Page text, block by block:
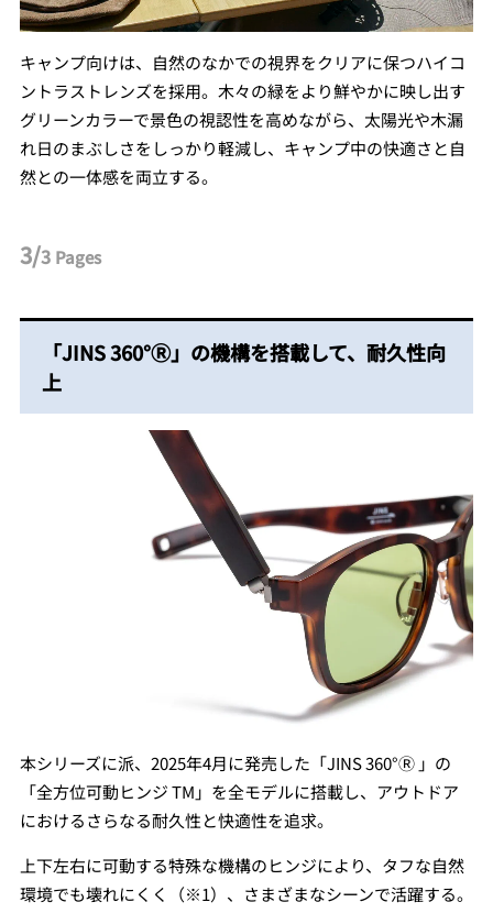
キャンプ向けは、⾃然のなかでの視界をクリアに保つハイコ
ントラストレンズを採⽤。⽊々の緑をより鮮やかに映し出す
グリーンカラーで景⾊の視認性を⾼めながら、太陽光や⽊漏
れ⽇のまぶしさをしっかり軽減し、キャンプ中の快適さと⾃
然との⼀体感を両⽴する。
3/3 Pages
「JINS 360°Ⓡ」の機構を搭載して、耐久性向
上
本シリーズに派、2025年4⽉に発売した「JINS 360°Ⓡ 」の
「全⽅位可動ヒンジ TM」を全モデルに搭載し、アウトドア
におけるさらなる耐久性と快適性を追求。
上下左右に可動する特殊な機構のヒンジにより、タフな⾃然
環境でも壊れにくく（※1）、さまざまなシーンで活躍する。